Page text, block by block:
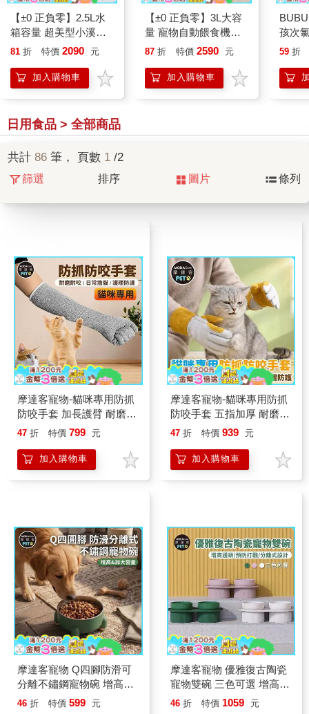
【±0 正負零】2.5L水
箱容量 超美型小溪飲
水機/寵物飲水機
81 折 特價 2090 元
加入購物車
【±0 正負零】3L大容
量 寵物自動餵食機
(XDF-KP20)
87 折 特價 2590 元
加入購物車
孩次
霧隨
59 折
日用食品 > 全部商品
共計 86 筆， 頁數 1 /2
篩選 排序 圖片 條列
摩達客寵物-貓咪專用防抓
防咬手套 加長護臂 耐磨耐
咬 日常擼貓 護理防護
47 折 特價 799 元
加入購物車
摩達客寵物-貓咪專用防抓
防咬手套 五指加厚 耐磨耐
咬 日常擼貓 護理防護
47 折 特價 939 元
加入購物車
摩達客寵物 Q四腳防滑可
分離不鏽鋼寵物碗 增高大
容量飼料碗 貓狗通用
46 折 特價 599 元
摩達客寵物 優雅復古陶瓷
寵物雙碗 三色可選 增高護
頸防打翻飼料碗 貓狗通用
46 折 特價 1059 元